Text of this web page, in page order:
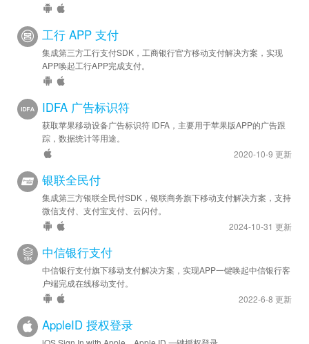
工行 APP 支付
集成第三方工行支付SDK，工商银行官方移动支付解决方案，实现
APP唤起工行APP完成支付。
IDFA 广告标识符
获取苹果移动设备广告标识符 IDFA，主要用于苹果版APP的广告跟
踪，数据统计等用途。
2020-10-9 更新
银联全民付
集成第三方银联全民付SDK，银联商务旗下移动支付解决方案，支持
微信支付、支付宝支付、云闪付。
2024-10-31 更新
中信银行支付
中信银行支付旗下移动支付解决方案，实现APP一键唤起中信银行客
户端完成在线移动支付。
2022-6-8 更新
AppleID 授权登录